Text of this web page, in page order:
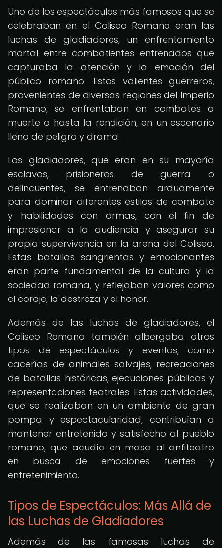
Uno de los espectáculos más famosos que se
celebraban en el Coliseo Romano eran las
luchas de gladiadores, un enfrentamiento
mortal entre combatientes entrenados que
capturaba la atención y la emoción del
público romano. Estos valientes guerreros,
provenientes de diversas regiones del Imperio
Romano, se enfrentaban en combates a
muerte o hasta la rendición, en un escenario
lleno de peligro y drama.
Los gladiadores, que eran en su mayoría
esclavos, prisioneros de guerra o
delincuentes, se entrenaban arduamente
para dominar diferentes estilos de combate
y habilidades con armas, con el fin de
impresionar a la audiencia y asegurar su
propia supervivencia en la arena del Coliseo.
Estas batallas sangrientas y emocionantes
eran parte fundamental de la cultura y la
sociedad romana, y reflejaban valores como
el coraje, la destreza y el honor.
Además de las luchas de gladiadores, el
Coliseo Romano también albergaba otros
tipos de espectáculos y eventos, como
cacerías de animales salvajes, recreaciones
de batallas históricas, ejecuciones públicas y
representaciones teatrales. Estas actividades,
que se realizaban en un ambiente de gran
pompa y espectacularidad, contribuían a
mantener entretenido y satisfecho al pueblo
romano, que acudía en masa al anfiteatro
en busca de emociones fuertes y
entretenimiento.
Tipos de Espectáculos: Más Allá de
las Luchas de Gladiadores
Además de las famosas luchas de